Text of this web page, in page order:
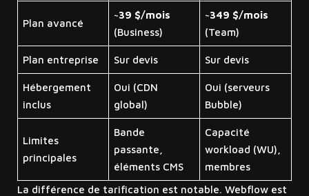
Plan avancé
~39 $/mois
(Business)
~349 $/mois
(Team)
Plan entreprise Sur devis Sur devis
Hébergement
inclus
Oui (CDN
global)
Oui (serveurs
Bubble)
Limites
principales
Bande
passante,
éléments CMS
Capacité
workload (WU),
membres
La différence de tarification est notable. Webflow est